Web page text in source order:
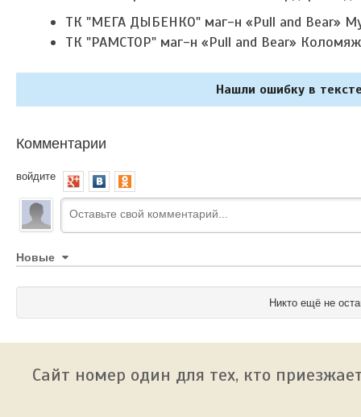
ТК "МЕГА ДЫБЕНКО" маг-н «Pull and Bear»
ТК "РАМСТОР" маг-н «Pull and Bear»
Нашли ошибку в
Комментарии
войдите
Новые
Никто ещё не
Сайт номер один для тех, кто